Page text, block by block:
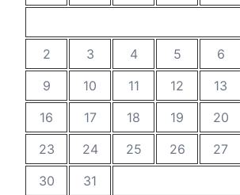
2
3 4 5 6
9
10 11 12 13
16
17 18 19 20
23
24 25 26 27
30
31